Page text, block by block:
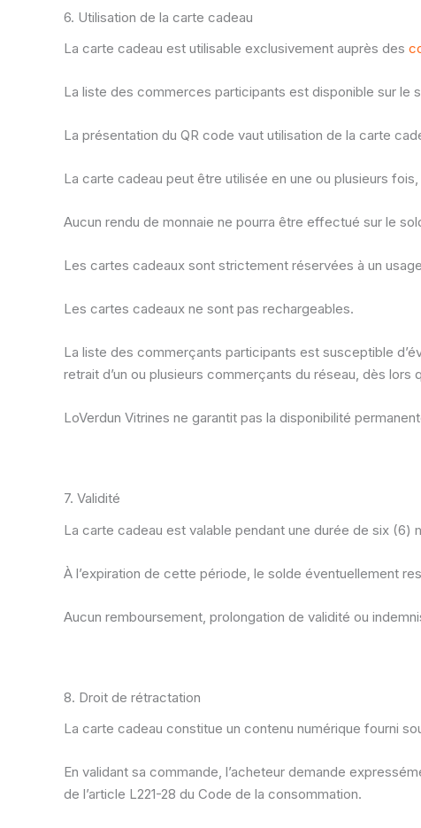
6. Utilisation de la carte cadeau
La carte cadeau est utilisable exclusivement auprès des
La liste des commerces participants est disponible sur le
La présentation du QR code vaut utilisation de la carte
La carte cadeau peut être utilisée en une ou plusieurs
Aucun rendu de monnaie ne pourra être effectué sur le
Les cartes cadeaux sont strictement réservées à un
Les cartes cadeaux ne sont pas rechargeables.
La liste des commerçants participants est susceptible
retrait d’un ou plusieurs commerçants du réseau, dès
LoVerdun Vitrines ne garantit pas la disponibilité
7. Validité
La carte cadeau est valable pendant une durée de six (6)
À l’expiration de cette période, le solde éventuellement
Aucun remboursement, prolongation de validité ou
8. Droit de rétractation
La carte cadeau constitue un contenu numérique fourni
En validant sa commande, l’acheteur demande
de l’article L221-28 du Code de la consommation.